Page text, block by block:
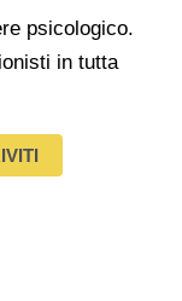
psicologico.
in tutta